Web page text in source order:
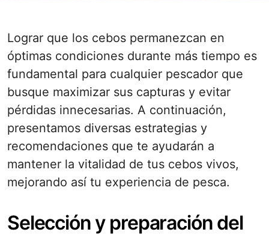
Lograr que los cebos permanezcan en
óptimas condiciones durante más tiempo es
fundamental para cualquier pescador que
busque maximizar sus capturas y evitar
pérdidas innecesarias. A continuación,
presentamos diversas estrategias y
recomendaciones que te ayudarán a
mantener la vitalidad de tus cebos vivos,
mejorando así tu experiencia de pesca.
Selección y preparación del